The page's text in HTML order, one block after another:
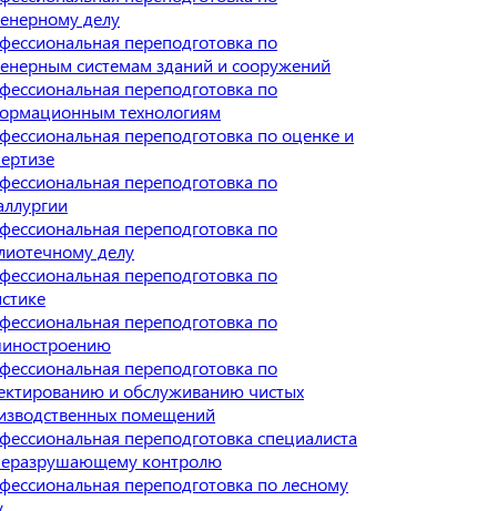
делу
переподготовка по
системам зданий и сооружений
переподготовка по
технологиям
переподготовка по оценке и
переподготовка по
переподготовка по
делу
переподготовка по
переподготовка по
переподготовка по
и обслуживанию чистых
помещений
переподготовка специалиста
контролю
переподготовка по лесному